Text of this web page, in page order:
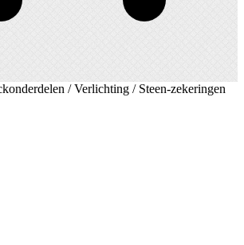
/Verlichting / Steen-zekeringen